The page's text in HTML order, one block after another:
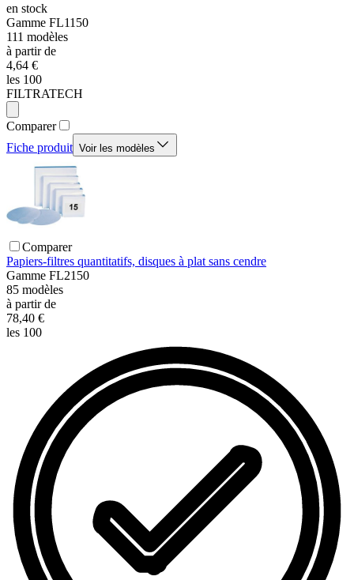
en stock
Gamme FL1150
111 modèles
à partir de
4,64 €
les 100
FILTRATECH
Comparer
Fiche produit Voir les modèles
Comparer
Papiers-filtres quantitatifs, disques à plat sans cendre
Gamme FL2150
85 modèles
à partir de
78,40 €
les 100